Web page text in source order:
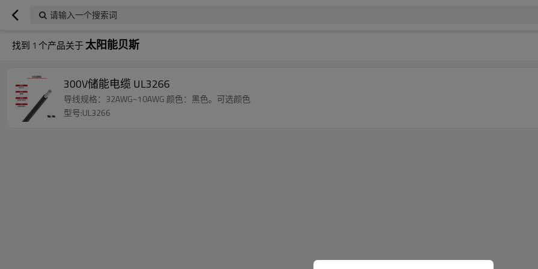
请输入一个搜索词
找到 1 个产品关于太阳能贝斯
300V储能电缆 UL3266
导线规格：32AWG~10AWG 颜色：黑色。可选颜色
型号:UL3266